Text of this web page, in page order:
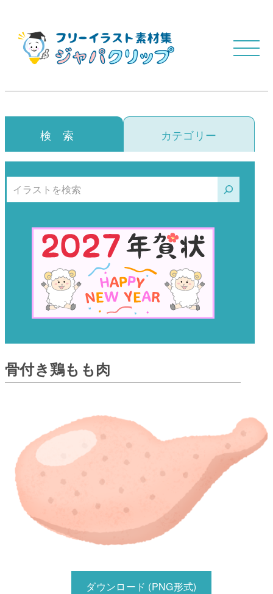
検 索 カテゴリー
検索
骨付き鶏もも肉
ダウンロード (PNG形式)